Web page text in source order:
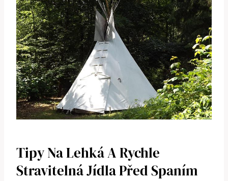
Tipy Na Lehká A Rychle
Stravitelná Jídla Před Spaním